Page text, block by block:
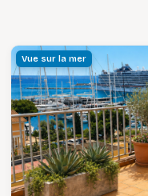
Vue sur la mer